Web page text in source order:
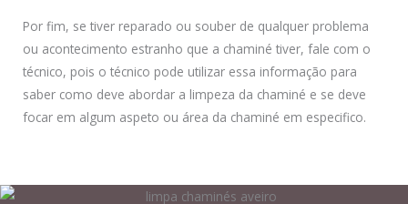
Por fim, se tiver reparado ou souber de qualquer problema
ou acontecimento estranho que a chaminé tiver, fale com o
técnico, pois o técnico pode utilizar essa informação para
saber como deve abordar a limpeza da chaminé e se deve
focar em algum aspeto ou área da chaminé em especifico.